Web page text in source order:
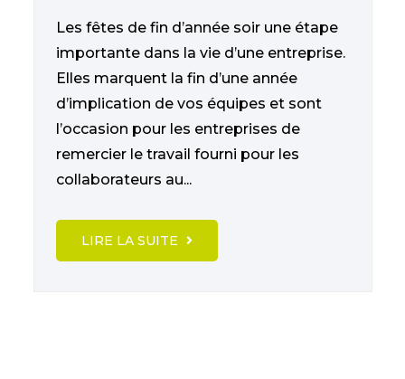
Les fêtes de fin d’année soir une étape
importante dans la vie d’une entreprise.
Elles marquent la fin d’une année
d’implication de vos équipes et sont
l’occasion pour les entreprises de
remercier le travail fourni pour les
collaborateurs au...
LIRE LA SUITE